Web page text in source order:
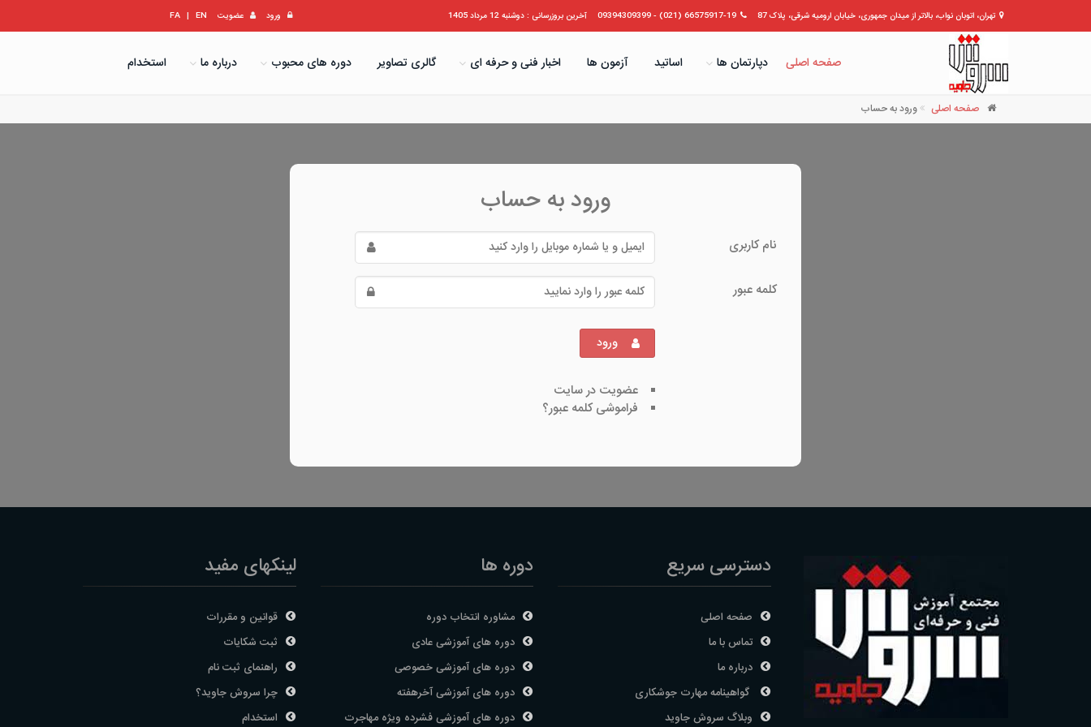
تهران، اتوبان نواب، بالاتر از میدان جمهوری، خیابان ارومیه شرقی، پلاک 87 66575917-19 (021) - 09394309399 آخرین بروزرسانی : دوشنبه 12 مرداد 1405 ورود عضویت EN
|
FA
صفحه اصلی دپارتمان ها اساتید آزمون ها اخبار فنی و حرفه ای گالری تصاویر دوره های محبوب درباره ما استخدام
صفحه اصلی ورود به حساب
ورود به حساب
نام کاربری
کلمه عبور
ورود
عضویت در سایت
فراموشی کلمه عبور؟
دسترسی سریع
صفحه اصلی
تماس با ما
درباره ما
گواهینامه مهارت جوشکاری
وبلاگ سروش جاوید
دوره ها
مشاوره انتخاب دوره
دوره های آموزشی عادی
دوره های آموزشی خصوصی
دوره های آموزشی آخرهفته
دوره های آموزشی فشرده ویژه مهاجرت
لینکهای مفید
قوانین و مقررات
ثبت شکایات
راهنمای ثبت نام
چرا سروش جاوید؟
استخدام